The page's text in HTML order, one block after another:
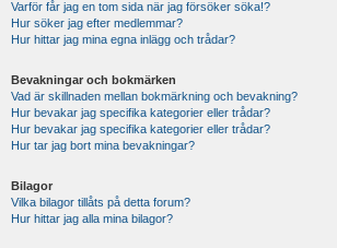
Varför får jag en tom sida när jag försöker söka!?
Hur söker jag efter medlemmar?
Hur hittar jag mina egna inlägg och trådar?
Bevakningar och bokmärken
Vad är skillnaden mellan bokmärkning och bevakning?
Hur bevakar jag specifika kategorier eller trådar?
Hur bevakar jag specifika kategorier eller trådar?
Hur tar jag bort mina bevakningar?
Bilagor
Vilka bilagor tillåts på detta forum?
Hur hittar jag alla mina bilagor?